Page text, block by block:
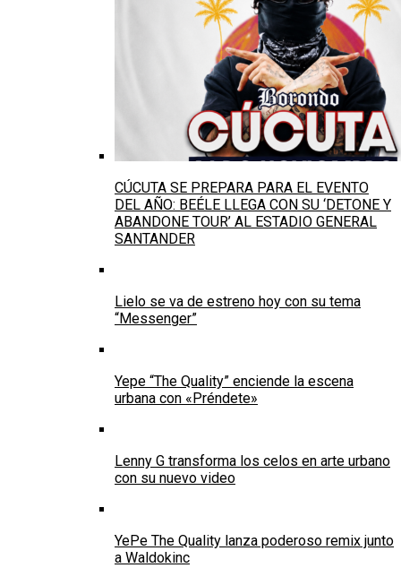
CÚCUTA SE PREPARA PARA EL EVENTO
DEL AÑO: BEÉLE LLEGA CON SU ‘DETONE Y
ABANDONE TOUR’ AL ESTADIO GENERAL
SANTANDER
Lielo se va de estreno hoy con su tema
“Messenger”
Yepe “The Quality” enciende la escena
urbana con «Préndete»
Lenny G transforma los celos en arte urbano
con su nuevo video
YePe The Quality lanza poderoso remix junto
a Waldokinc